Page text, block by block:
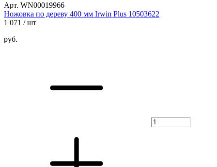
Арт. WN00019966
Ножовка по дереву 400 мм Irwin Plus 10503622
1 071 / шт
руб.